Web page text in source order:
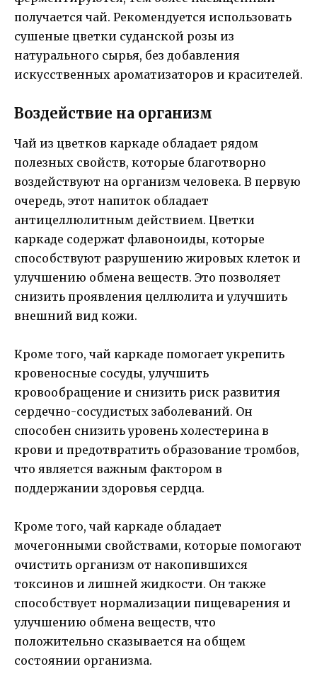
получается чай. Рекомендуется использовать
сушеные цветки суданской розы из
натурального сырья, без добавления
искусственных ароматизаторов и красителей.
Воздействие на организм
Чай из цветков каркаде обладает рядом
полезных свойств, которые благотворно
воздействуют на организм человека. В первую
очередь, этот напиток обладает
антицеллюлитным действием. Цветки
каркаде содержат флавоноиды, которые
способствуют разрушению жировых клеток и
улучшению обмена веществ. Это позволяет
снизить проявления целлюлита и улучшить
внешний вид кожи.
Кроме того, чай каркаде помогает укрепить
кровеносные сосуды, улучшить
кровообращение и снизить риск развития
сердечно-сосудистых заболеваний. Он
способен снизить уровень холестерина в
крови и предотвратить образование тромбов,
что является важным фактором в
поддержании здоровья сердца.
Кроме того, чай каркаде обладает
мочегонными свойствами, которые помогают
очистить организм от накопившихся
токсинов и лишней жидкости. Он также
способствует нормализации пищеварения и
улучшению обмена веществ, что
положительно сказывается на общем
состоянии организма.